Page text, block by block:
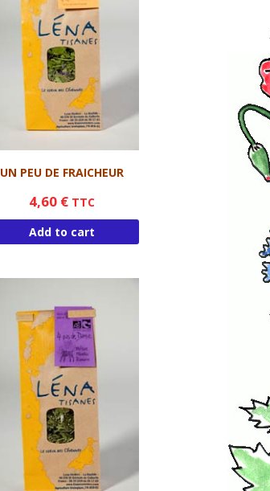
UN PEU DE FRAICHEUR
4,60 € TTC
Add to cart